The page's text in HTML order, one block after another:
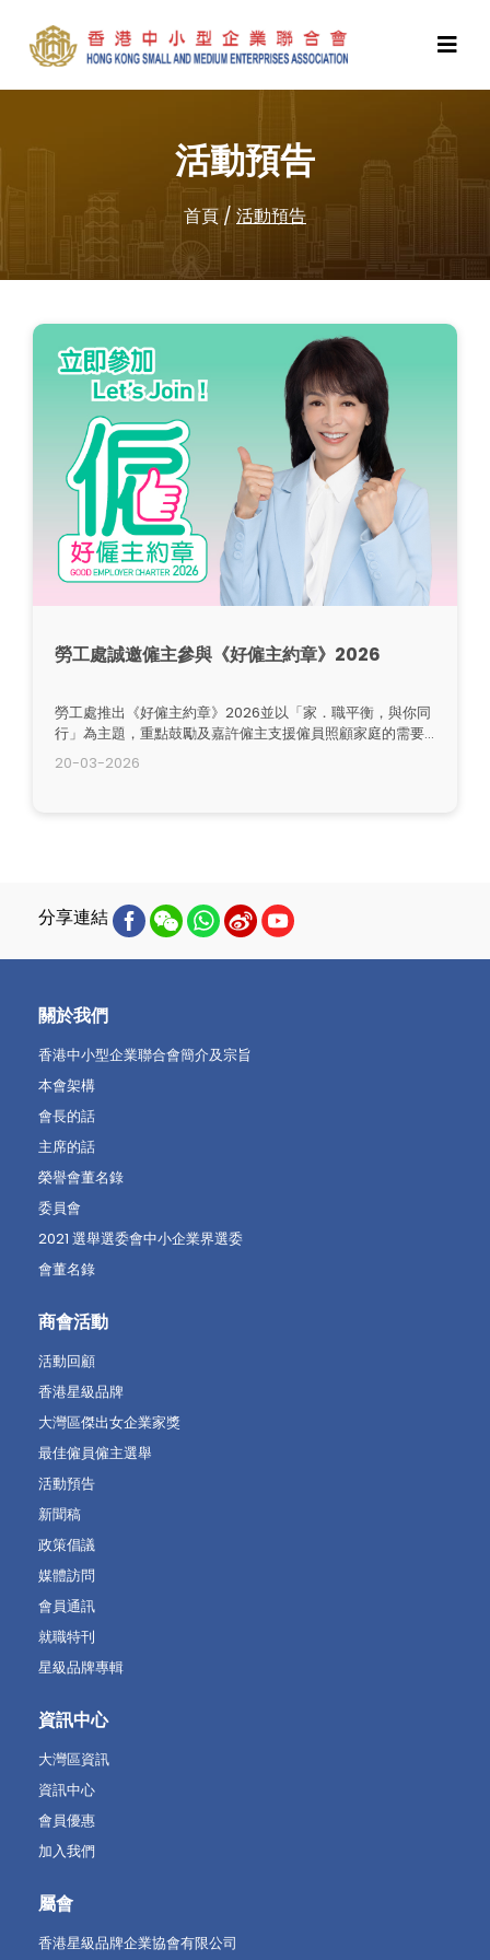
活動預告
首頁/ 活動預告
勞工處誠邀僱主參與《好僱主約章》2026
勞工處推出《好僱主約章》2026並以「家．職平衡，與你同
行」為主題，重點鼓勵及嘉許僱主支援僱員照顧家庭的需要
（包括需要照顧年幼子女的在職父母 ），實行靈活及多元化
20-03-2026
分享連結
關於我們
香港中小型企業聯合會簡介及宗旨
本會架構
會長的話
主席的話
榮譽會董名錄
委員會
2021 選舉選委會中小企業界選委
會董名錄
商會活動
活動回顧
香港星級品牌
大灣區傑出女企業家獎
最佳僱員僱主選舉
活動預告
新聞稿
政策倡議
媒體訪問
會員通訊
就職特刊
星級品牌專輯
資訊中心
大灣區資訊
資訊中心
會員優惠
加入我們
屬會
香港星級品牌企業協會有限公司